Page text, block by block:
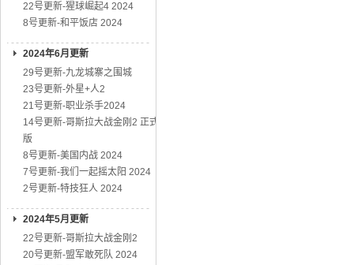
22号更新-猩球崛起4 2024
8号更新-和平饭店 2024
2024年6月更新
29号更新-九龙城寨之围城
23号更新-外星+人2
21号更新-职业杀手2024
14号更新-哥斯拉大战金刚2 正式
版
8号更新-美国内战 2024
7号更新-我们一起摇太阳 2024
2号更新-特技狂人 2024
2024年5月更新
22号更新-哥斯拉大战金刚2
20号更新-盟军敢死队 2024